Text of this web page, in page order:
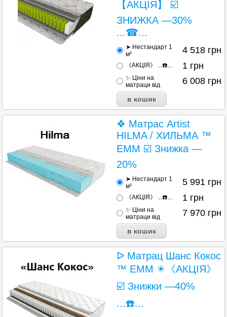
【АКЦІЯ】 ☑️
ЗНИЖКА —30%
...☎...
➤ Нестандарт 1
м²
4 518 грн
《АКЦІЯ》 ...☎️... 1 грн
✨ Ціни на
матраци від
6 008 грн
❖ Матрас Artist
HILMA / ХИЛЬМА ™
ЕММ ☑️ Знижка —
20%
➤ Нестандарт 1
м²
5 991 грн
《АКЦІЯ》 ...☎️... 1 грн
✨ Ціни на
матраци від
7 970 грн
ᐅ Матрац Шанс Кокос
™ EMM ✴️《АКЦІЯ》
☑️ Знижки —40%
...☎️...